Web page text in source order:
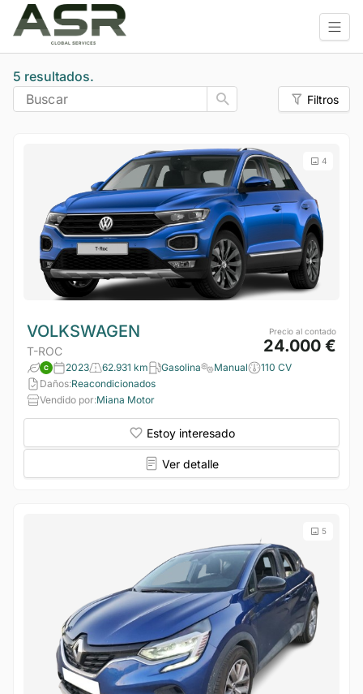
5 resultados.
Buscar
Filtros
4
VOLKSWAGEN
T-ROC
Precio al contado
24.000 €
2023 62.931 km Gasolina Manual
110 CV
Daños:Reacondicionados
Vendido por:Miana Motor
Estoy interesado
Ver detalle
5